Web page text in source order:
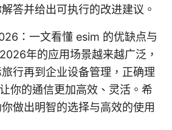
答并给出可执行的改进建议。
：一文看懂 esim 的优缺点与
年的应用场景越来越广泛，
行再到企业设备管理，正确理
你的通信更加高效、灵活。希
做出明智的选择与高效的使用